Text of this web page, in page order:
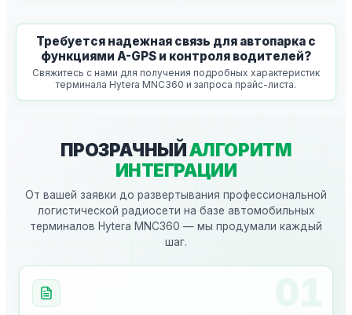
Требуется надежная связь для автопарка с
функциями A-GPS и контроля водителей?
Свяжитесь с нами для получения подробных характеристик
терминала Hytera MNC360 и запроса прайс-листа.
ПРОЗРАЧНЫЙАЛГОРИТМ
ИНТЕГРАЦИИ
От вашей заявки до развертывания профессиональной
логистической радиосети на базе автомобильных
терминалов Hytera MNC360 — мы продумали каждый
шаг.